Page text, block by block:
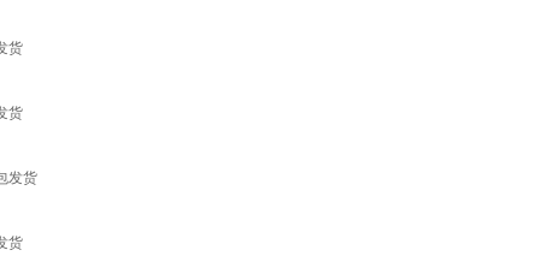
货
货
发货
货